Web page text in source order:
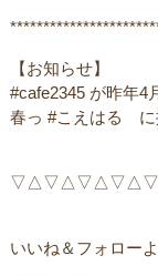
【お知らせ】
#cafe2345 が昨年4
春っ #こえはる に
いいね＆フォロー